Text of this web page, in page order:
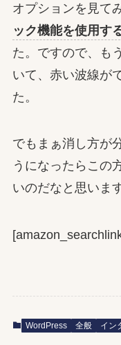
オプションを見て
ック機能を使用す
た。ですので、も
いて、赤い波線が
た。
でもまぁ消し方が
うになったらこの
いのだなと思いま
WordPress 全般 イン